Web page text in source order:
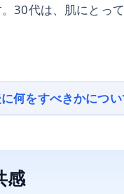
30代は、肌にとっ
何をすべきかにつ
感